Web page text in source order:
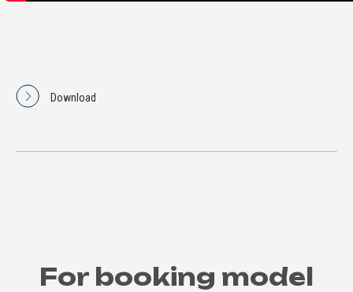
Download
For booking model